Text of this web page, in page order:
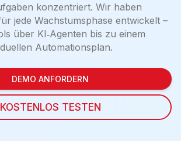
konzentriert. Wir haben
jede Wachstumsphase entwickelt –
über KI‑Agenten bis zu einem
Automationsplan.
DEMO ANFORDERN
KOSTENLOS TESTEN